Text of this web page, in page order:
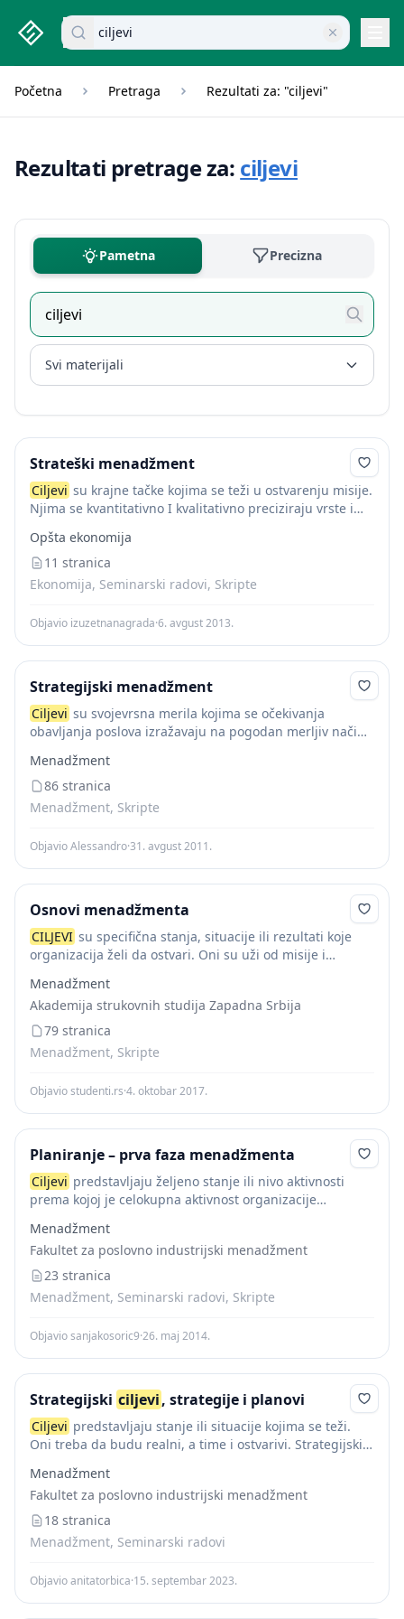
studenti.rs home page
Pretraži dokumente
Početna Pretraga Rezultati za: "ciljevi"
Rezultati pretrage za: ciljevi
Pametna Precizna
Svi materijali
Strateški menadžment
Ciljevi su krajne tačke kojima se teži u ostvarenju misije.
Njima se kvantitativno I kvalitativno preciziraju vrste i
se za: rast,...
Opšta ekonomija
11 stranica
Ekonomija, Seminarski radovi, Skripte
Objavio izuzetnanagrada·6. avgust 2013.
Strategijski menadžment
Ciljevi su svojevrsna merila kojima se očekivanja
obavljanja poslova izražavaju na pogodan merljiv način.
na pogodan način opisuju: uslove koji će...
Menadžment
86 stranica
Menadžment, Skripte
Objavio Alessandro·31. avgust 2011.
Osnovi menadžmenta
CILJEVI su specifična stanja, situacije ili rezultati koje
organizacija želi da ostvari. Oni su uži od misije i
ciljeviimaju prostorno i vremensko...
Menadžment
Akademija strukovnih studija Zapadna Srbija
79 stranica
Menadžment, Skripte
Objavio studenti.rs·4. oktobar 2017.
Planiranje – prva faza menadžmenta
Ciljevi predstavljaju željeno stanje ili nivo aktivnosti
prema kojoj je celokupna aktivnost organizacije
ciljevisu isto što i za moreplovca zvezde na...
Menadžment
Fakultet za poslovno industrijski menadžment
23 stranica
Menadžment, Seminarski radovi, Skripte
Objavio sanjakosoric9·26. maj 2014.
Strategijski ciljevi, strategije i planovi
Ciljevi predstavljaju stanje ili situacije kojima se teži.
Oni treba da budu realni, a time i ostvarivi. Strategijski
poslovnih performansi kojima preduzeće teži...
Menadžment
Fakultet za poslovno industrijski menadžment
18 stranica
Menadžment, Seminarski radovi
Objavio anitatorbica·15. septembar 2023.